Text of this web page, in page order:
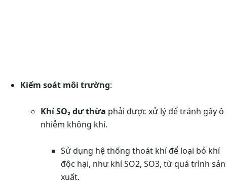
Kiểm soát môi trường:
Khí SO₂ dư thừa phải được xử lý để tránh gây ô
nhiễm không khí.
Sử dụng hệ thống thoát khí để loại bỏ khí
độc hại, như khí SO2, SO3, từ quá trình sản
xuất.